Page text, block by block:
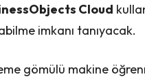
Cloud
imkanı tanıyacak.
gömülü makine